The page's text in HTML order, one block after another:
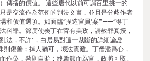
傳播的價值。 這些唐代以前可謂百里挑一的
是交流作為范例的判決文書，並且是分歧作者
和價值選項。如面臨“捏造官員‘案’”——“得丁
科罪。節度使奏丁在官有美政，請赦罪真授，
法，不許”，白居易對這一裁斷的詳細論證
則傷善；掉人猶可，壞法實難。丁僭濫爲心，
作偽，咎則自貽；終勵節而為官，政將可取。